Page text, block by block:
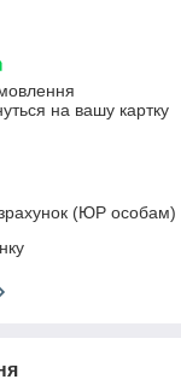
на вашу картку
(ЮР особам)